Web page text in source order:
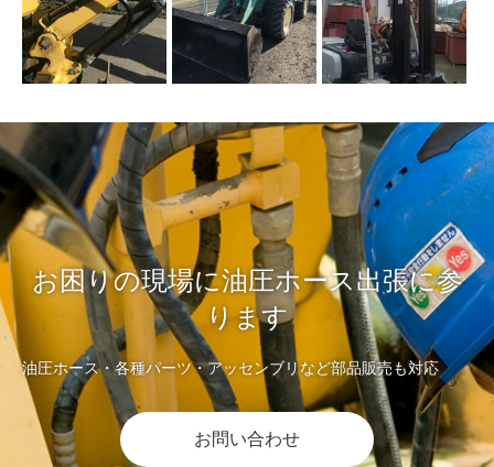
お困りの現場に油圧ホース出張に参
ります
油圧ホース・各種パーツ・アッセンブリなど部品販売も対応
お問い合わせ